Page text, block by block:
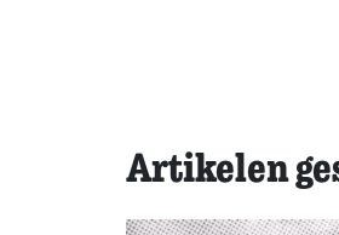
Artikelen